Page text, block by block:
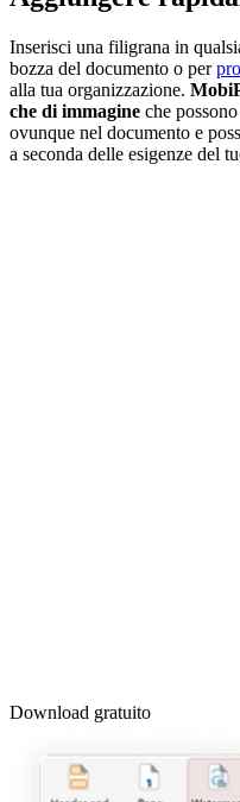
Inserisci una filigrana in
bozza del documento o per
alla tua organizzazione.
che di immagine che
ovunque nel documento e
a seconda delle esigenze del
Download gratuito